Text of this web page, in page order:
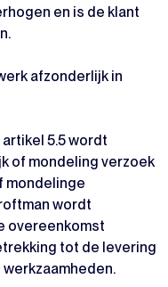
en is de klant
afzonderlijk in
artikel 5.5 wordt
of mondeling verzoek
mondelinge
wordt
overeenkomst
tot de levering